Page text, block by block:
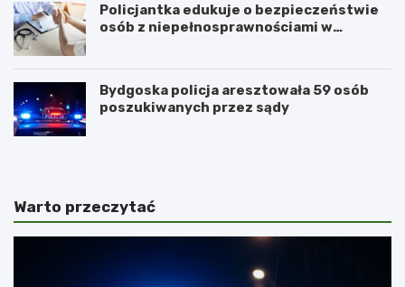
Policjantka edukuje o bezpieczeństwie
osób z niepełnosprawnościami w
Bydgoska policja aresztowała 59 osób
poszukiwanych przez sądy
Warto przeczytać